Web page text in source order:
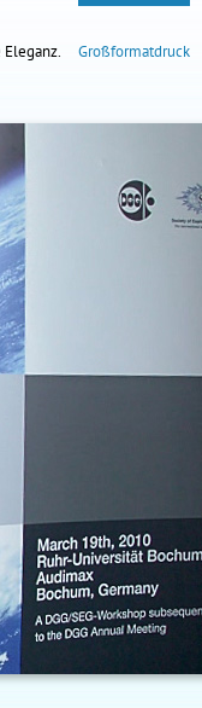
Großformatdruck